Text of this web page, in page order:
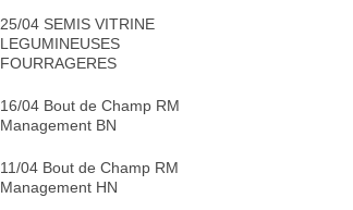
25/04 SEMIS VITRINE
LEGUMINEUSES
FOURRAGERES
16/04 Bout de Champ RM
Management BN
11/04 Bout de Champ RM
Management HN